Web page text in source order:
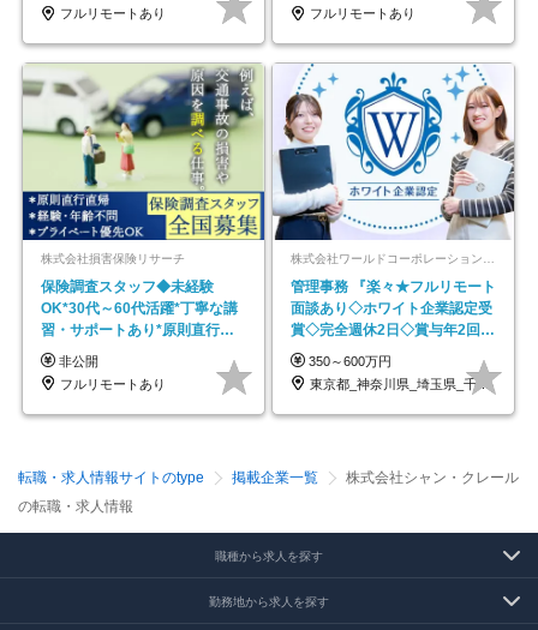
フルリモートあり
フルリモートあり
株式会社損害保険リサーチ
保険調査スタッフ◆未経験
OK*30代～60代活躍*丁寧な講
習・サポートあり*原則直行直
帰／全国募集・業務委託
非公開
フルリモートあり
管理事務 『楽々★フルリモート
面談あり◇ホワイト企業認定受
賞◇完全週休2日◇賞与年2回
/p13
350～600万円
東京都_神奈川県_埼玉県_千葉県_大阪府…
転職・求人情報サイトのtype 掲載企業一覧
株式会社シャン・クレール
の転職・求人情報
職種から求人を探す
勤務地から求人を探す